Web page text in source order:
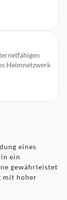
Heimnetzwerk
eines
ein
gewährleistet
mit hoher